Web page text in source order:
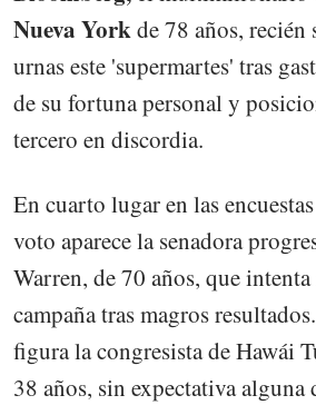
Nueva Yorkde 78 años, recién
urnas este 'supermartes' tras
de su fortuna personal y
tercero en discordia.
En cuarto lugar en las
voto aparece la senadora
Warren, de 70 años, que
campaña tras magros
figura la congresista de Hawái
38 años, sin expectativa alguna